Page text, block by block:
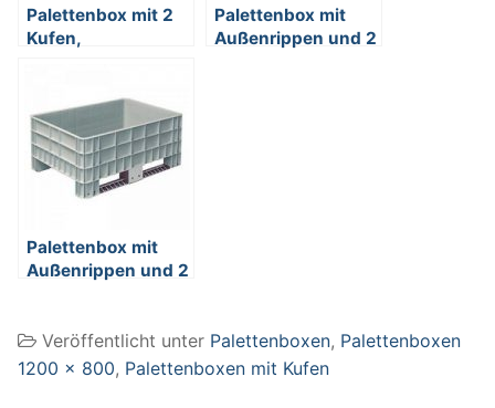
Palettenbox mit 2
Kufen,
Tragkraft 500 kg,
LxBxH 1200 x 800
x 850 mm, Farbe:
grün
Palettenbox mit
Außenrippen und 2
Palettenbox mit
Außenrippen und 2
LxBxH 1170 x 800
x 520 mm, grau
Veröffentlicht unter Palettenboxen, Palettenboxen
1200 x 800, Palettenboxen mit Kufen